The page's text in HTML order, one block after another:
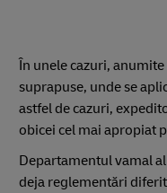
În unele cazuri,
suprapuse, unde se
astfel de cazuri,
obicei cel mai apropiat
Departamentul vamal
deja reglementări